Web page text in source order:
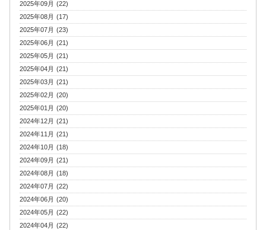
2025年09月 (22)
2025年08月 (17)
2025年07月 (23)
2025年06月 (21)
2025年05月 (21)
2025年04月 (21)
2025年03月 (21)
2025年02月 (20)
2025年01月 (20)
2024年12月 (21)
2024年11月 (21)
2024年10月 (18)
2024年09月 (21)
2024年08月 (18)
2024年07月 (22)
2024年06月 (20)
2024年05月 (22)
2024年04月 (22)